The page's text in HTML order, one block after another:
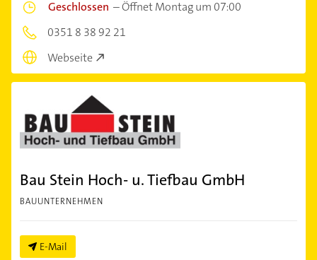
Geschlossen –Öffnet Montag um 07:00
0351 8 38 92 21
Webseite
Bau Stein Hoch- u. Tiefbau GmbH
BAUUNTERNEHMEN
E-Mail